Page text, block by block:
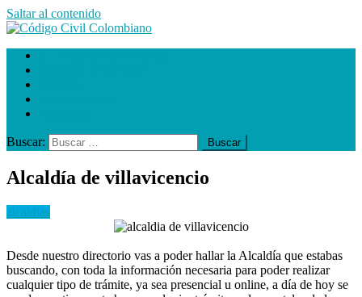
Saltar al contenido
Código Civil Colombiano
Buscar:
Alcaldía de villavicencio
alcaldias
Desde nuestro directorio vas a poder hallar la Alcaldía que estabas
buscando, con toda la información necesaria para poder realizar
cualquier tipo de trámite, ya sea presencial u online, a día de hoy se